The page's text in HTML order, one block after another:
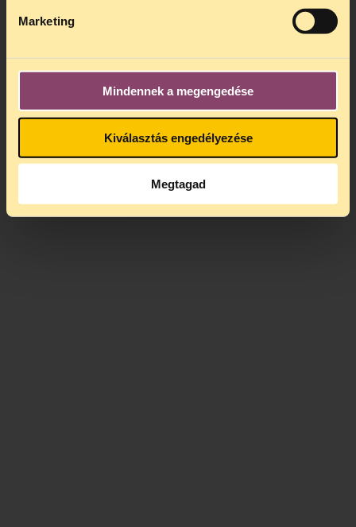
Marketing
Mindennek a megengedése
Kiválasztás engedélyezése
Megtagad